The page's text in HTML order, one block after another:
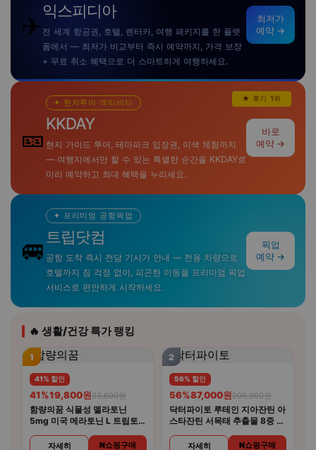
✈️익스피디아
전 세계 항공권, 호텔, 렌터카, 여행 패키지를 한 플랫
폼에서 — 최저가 비교부터 즉시 예약까지, 가격 보장
+ 무료 취소 혜택으로 더 스마트하게 여행하세요.
최저가
예약 →
★ 후기 1위
🎫
✦ 현지투어·액티비티
KKDAY
현지 가이드 투어, 테마파크 입장권, 이색 체험까지
— 여행지에서만 할 수 있는 특별한 순간을 KKDAY로
미리 예약하고 최대 혜택을 누리세요.
바로
예약 →
🚐
✦ 프리미엄 공항픽업
트립닷컴
공항 도착 즉시 전담 기사가 안내 — 전용 차량으로
호텔까지 짐 걱정 없이, 피곤한 이동을 프리미엄 픽업
서비스로 편안하게 시작하세요.
픽업
예약 →
🔥 생활/건강 특가 랭킹
1
41% 할인
41%19,800원33,600원
함량의꿈 식물성 멜라토닌
5mg 미국 메라토닌 L 트립토판
자세히 N쇼핑구매
2
56% 할인
56%87,000원200,000원
닥터파이토 루테인 지아잔틴 아
스타잔틴 서목태 추출물 8중 복
자세히 N쇼핑구매